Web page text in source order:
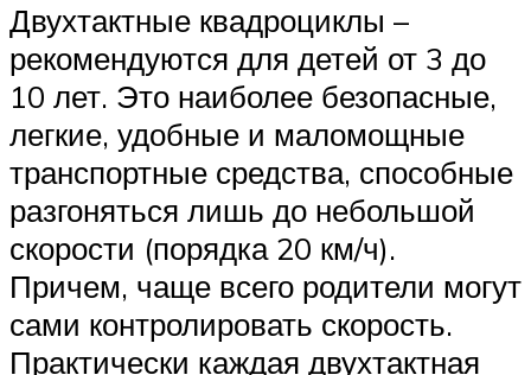
Двухтактные квадроциклы –
рекомендуются для детей от 3 до
10 лет. Это наиболее безопасные,
легкие, удобные и маломощные
транспортные средства, способные
разгоняться лишь до небольшой
скорости (порядка 20 км/ч).
Причем, чаще всего родители могут
сами контролировать скорость.
Практически каждая двухтактная